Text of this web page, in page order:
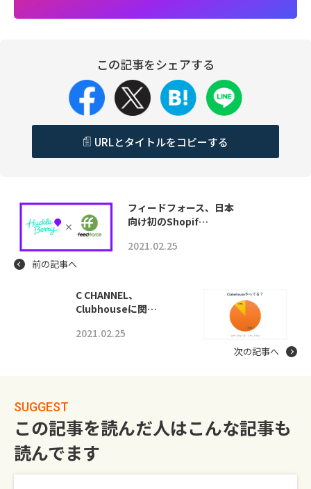
この記事をシェアする
URLとタイトルをコピーする
フィードフォース、日本
向け初のShopif…
2021.02.25
前の記事へ
C CHANNEL、
Clubhouseに関…
2021.02.25
次の記事へ
SUGGEST
この記事を読んだ人はこんな記事も
読んでます